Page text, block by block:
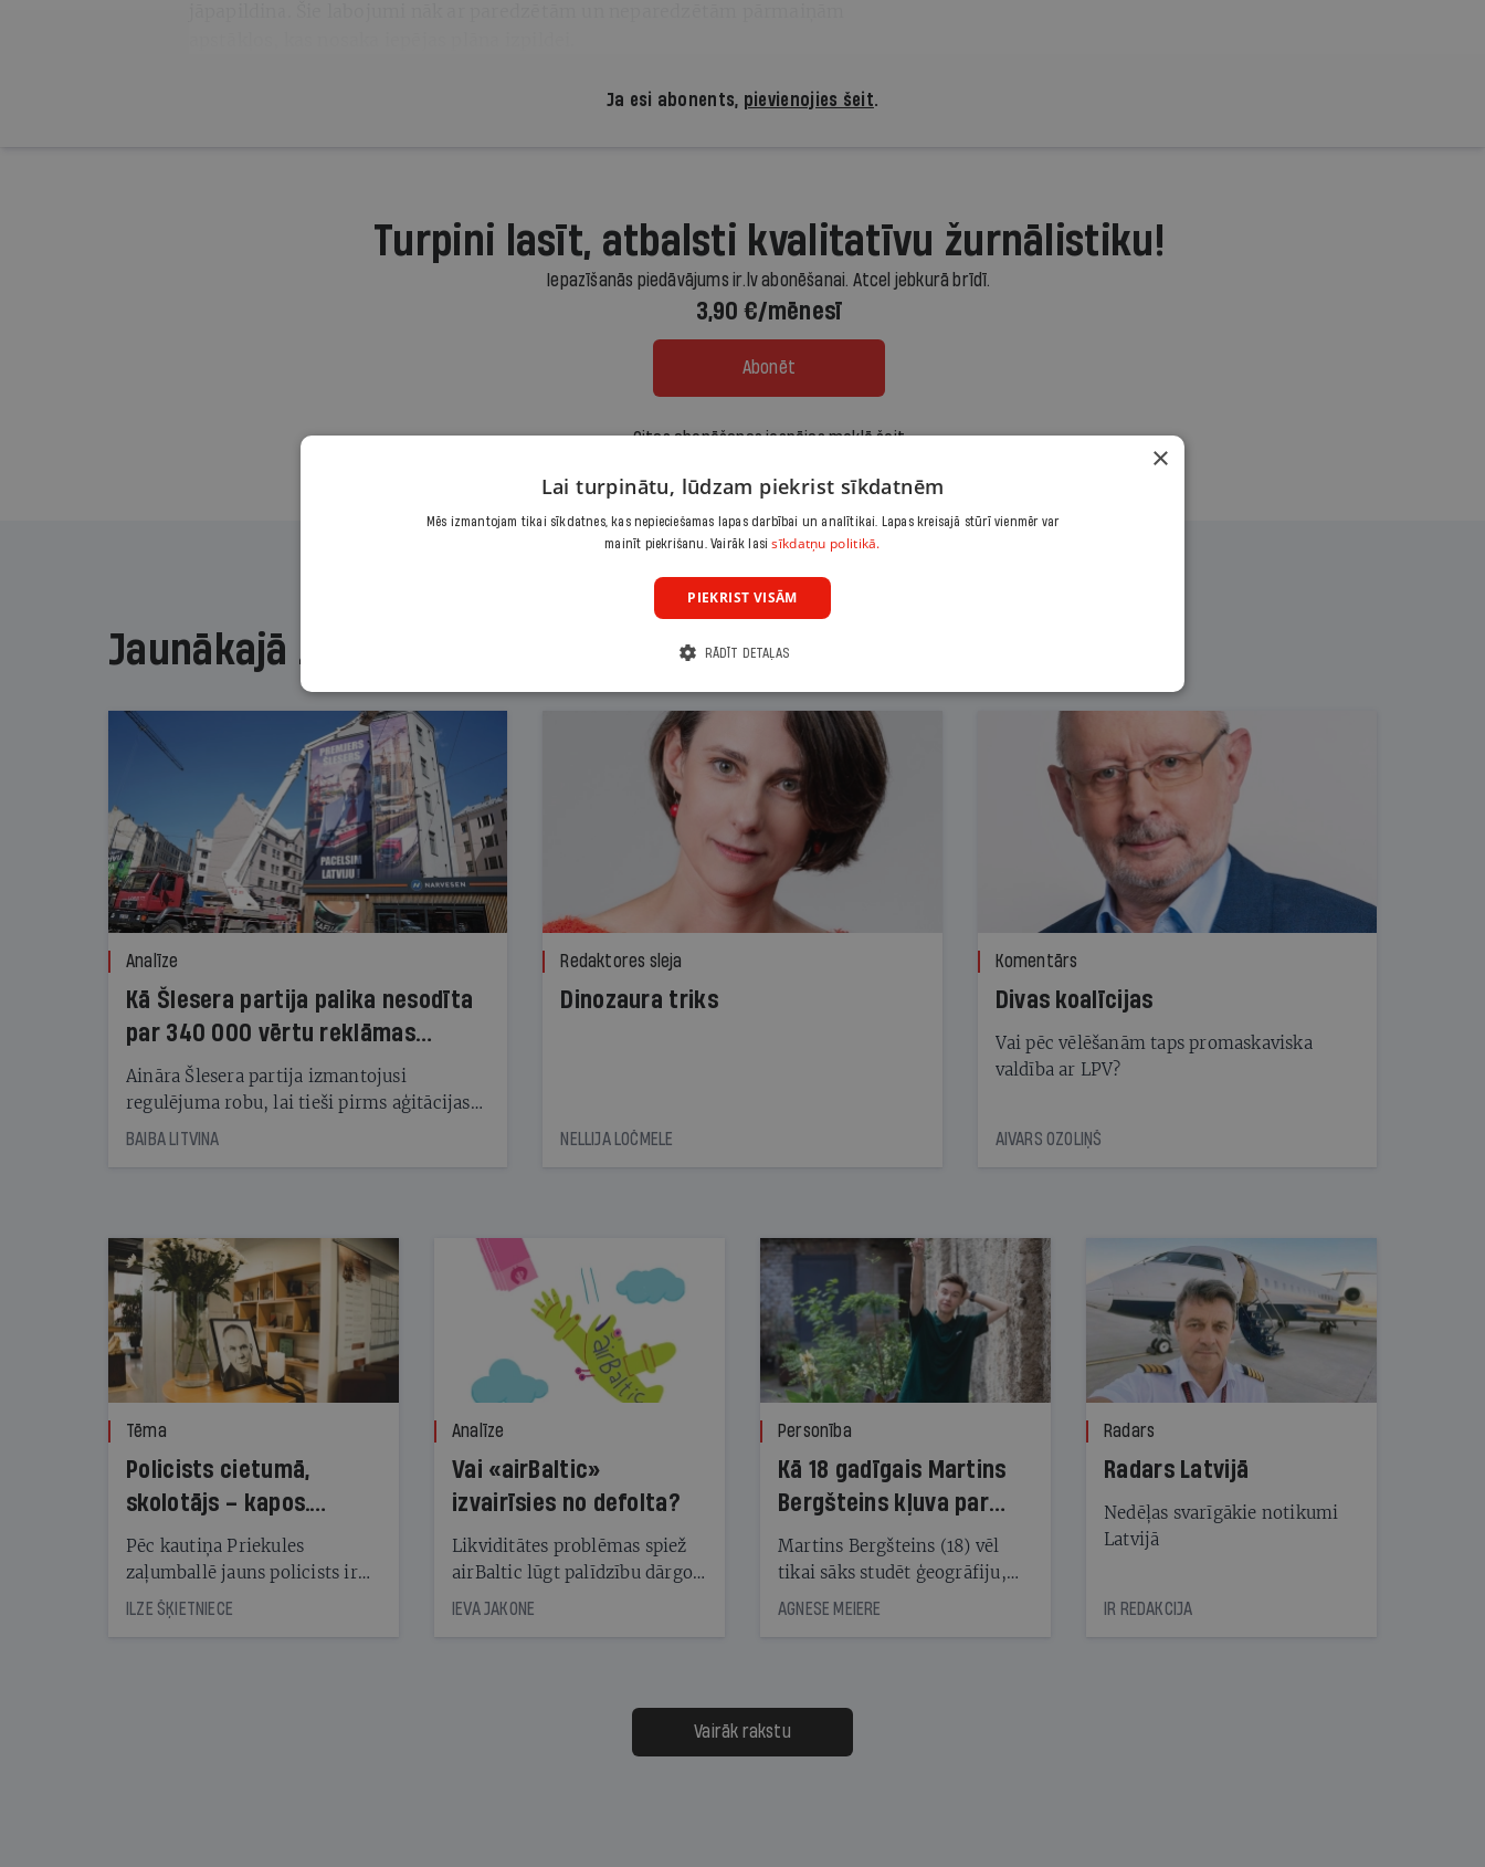
Ja esi abonents, pievienojies šeit.
Turpini lasīt, atbalsti kvalitatīvu žurnālistiku!
Iepazīšanās piedāvājums ir.lv abonēšanai. Atcel jebkurā brīdī.
3,90 €/mēnesī
Abonēt
Citas abonēšanas iespējas meklē šeit
Jaunākajā žurnālā
Analīze
Kā Šlesera partija palika nesodīta
par 340 000 vērtu reklāmas
kampaņu
Aināra Šlesera partija izmantojusi
regulējuma robu, lai tieši pirms aģitācijas
starta izreklamētos par summu, kas
BAIBA LITVINA
Redaktores sleja
Dinozaura triks
NELLIJA LOČMELE
Komentārs
Divas koalīcijas
Vai pēc vēlēšanām taps promaskaviska
valdība ar LPV?
AIVARS OZOLIŅŠ
Tēma
Policists cietumā,
skolotājs – kapos.
Reibuma cena Priekulē
Pēc kautiņa Priekules
zaļumballē jauns policists ir
nonācis cietumā, bet
cienījams pedagogs — kapos.
ILZE ŠĶIETNIECE
Analīze
Vai «airBaltic»
izvairīsies no defolta?
Likviditātes problēmas spiež
airBaltic lūgt palīdzību dārgo
obligāciju turētājiem, taču
samaksāt augstos procentus,
kas jāpārskaita jau trīs dienas
pirms nākamās sapulces
IEVA JAKONE
Personība
Kā 18 gadīgais Martins
Bergšteins kļuva par
laika ziņu seju?
Martins Bergšteins (18) vēl
tikai sāks studēt ģeogrāfiju,
bet viņa sacītajam jau uzticas
uzcītīga darba, mammas
atbalsts un drosme turpināt
meteovērojumus arī tad, kad
AGNESE MEIERE
Radars
Radars Latvijā
Nedēļas svarīgākie notikumi
Latvijā
IR REDAKCIJA
Vairāk rakstu
×
Lai turpinātu, lūdzam piekrist sīkdatnēm
Mēs izmantojam tikai sīkdatnes, kas nepieciešamas lapas darbībai un analītikai. Lapas kreisajā stūrī vienmēr var
mainīt piekrišanu. Vairāk lasisīkdatņu politikā.
PIEKRIST VISĀM
RĀDĪT DETAĻAS